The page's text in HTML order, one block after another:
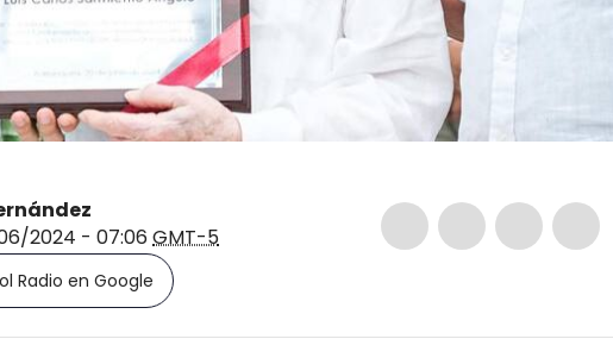
2024 - 07:06 GMT-5
Radio en Google